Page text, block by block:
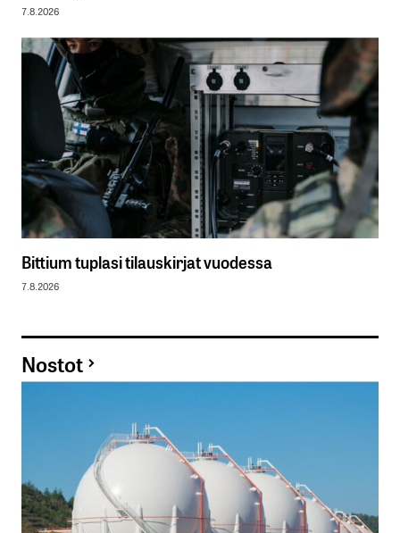
7.8.2026
Bittium tuplasi tilauskirjat vuodessa
7.8.2026
Nostot